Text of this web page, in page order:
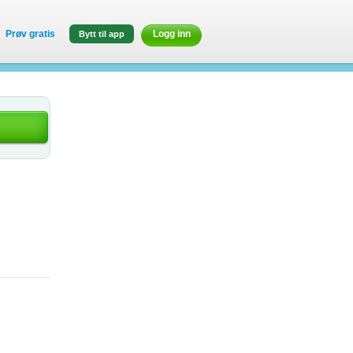
Prøv gratis Bytt til app Logg inn